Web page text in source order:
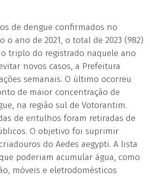
de dengue confirmados no
ano de 2021, o total de 2023 (982)
triplo do registrado naquele ano
novos casos, a Prefeitura
semanais. O último ocorreu
de maior concentração de
na região sul de Votorantim.
de entulhos foram retiradas de
O objetivo foi suprimir
do Aedes aegypti. A lista
poderiam acumular água, como
móveis e eletrodomésticos